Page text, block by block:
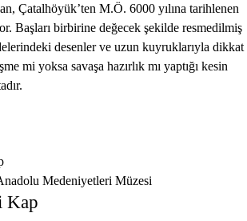
Çatalhöyük’ten M.Ö. 6000 yılına tarihlenen
Başları birbirine değecek şekilde resmedilmiş
desenler ve uzun kuyruklarıyla dikkat
mi yoksa savaşa hazırlık mı yaptığı kesin
Medeniyetleri Müzesi
Kap